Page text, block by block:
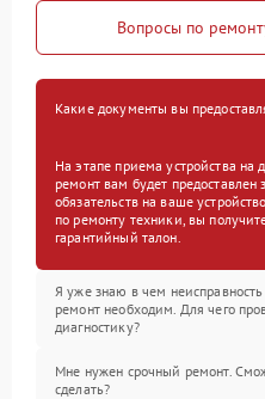
Вопросы по
Какие документы вы
На этапе приема устройства на
ремонт вам будет предоставлен
обязательств на ваше
по ремонту техники, вы
гарантийный талон.
Я уже знаю в чем
ремонт необходим. Для чего
диагностику?
Мне нужен срочный ремонт.
сделать?